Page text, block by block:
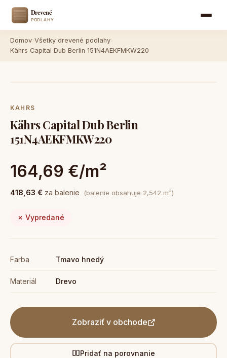
Domov Všetky drevené podlahy
Kährs Capital Dub Berlin 151N4AEKFMKW220
KAHRS
Kährs Capital Dub Berlin
151N4AEKFMKW220
164,69 €/m²
418,63 € za balenie (balenie obsahuje 2,542 m²)
✗ Vypredané
Farba Tmavo hnedý
Materiál Drevo
Zobraziť v obchode
Pridať na porovnanie